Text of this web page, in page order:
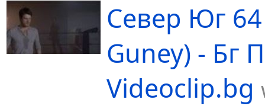
Север Юг
Guney) - Бг
Videoclip.bg